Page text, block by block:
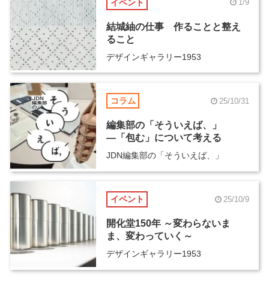
イベント 1/9
結城紬の仕事 作ることと整え
ること
デザインギャラリー1953
コラム 25/10/31
編集部の「そういえば、」
―「包む」について考える
JDN編集部の「そういえば、」
イベント 25/10/9
開化堂150年 ～変わらないま
ま、変わっていく～
デザインギャラリー1953